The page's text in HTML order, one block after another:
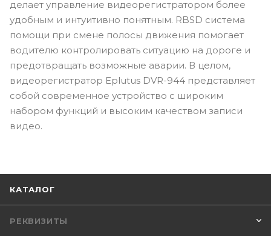
делает управление видеорегистратором более
удобным и интуитивно понятным. RBSD система
помощи при смене полосы движения помогает
водителю контролировать ситуацию на дороге и
предотвращать возможные аварии. В целом,
видеорегистратор Eplutus DVR-944 представляет
собой современное устройство с широким
набором функций и высоким качеством записи
видео.
КАТАЛОГ
РЕКВИЗИТЫ